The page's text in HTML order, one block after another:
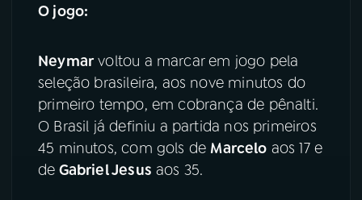
O jogo:
Neymarvoltou a marcar em jogo pela
seleção brasileira, aos nove minutos do
primeiro tempo, em cobrança de pênalti.
O Brasil já definiu a partida nos primeiros
45 minutos, com gols de Marcelo aos 17 e
de Gabriel Jesus aos 35.